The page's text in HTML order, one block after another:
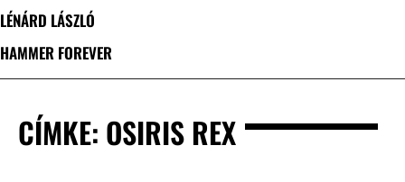
LÉNÁRD LÁSZLÓ
HAMMER FOREVER
CÍMKE: OSIRIS REX